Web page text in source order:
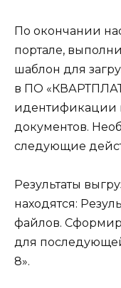
По окончании
портале,
шаблон для
в ПО
идентификации
документов.
следующие
Результаты
находятся:
файлов.
для
8».